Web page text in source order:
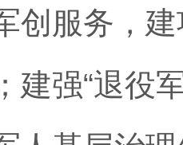
创服务，
建强“退役